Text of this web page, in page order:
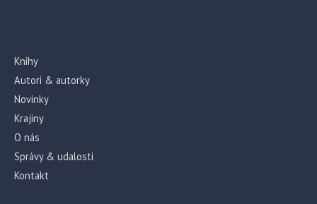
Knihy
Autori & autorky
Novinky
Krajiny
O nás
Správy & udalosti
Kontakt